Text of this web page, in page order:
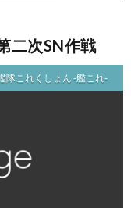
二次SN作戦
隊これくしょん -艦これ-